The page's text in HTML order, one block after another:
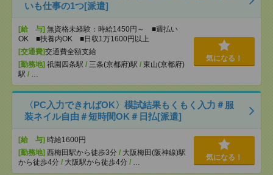
いも仕事の1つ[派遣]
[給 与] 無資格未経験：時給1450円～ ■週払い
OK ■扶養内OK ■日収1万1600円以上
[交通費]交通費全額支給
[勤務地] 祇園四条駅 / 三条(京都府)駅 / 東山(京都府)
駅 / …
気になる！
〈PC入力できればOK〉模試結果もくもく入力＃服
装ネイル自由＃短時間OK＃日払[派遣]
[給 与] 時給1600円
[勤務地] 西梅田駅から徒歩3分 / 大阪梅田(阪神線)駅
から徒歩4分 / 大阪駅から徒歩4分 / …
気になる！